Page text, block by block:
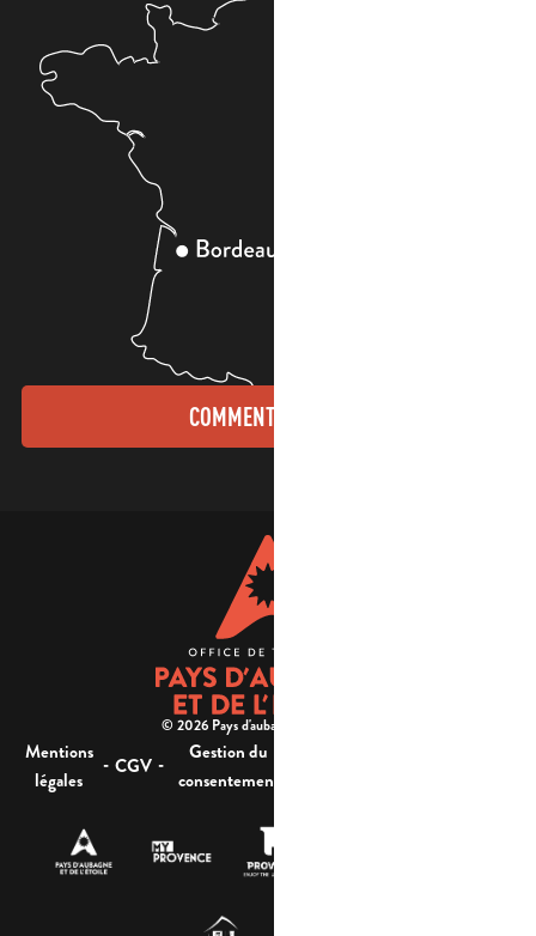
COMMENT VENIR ?
© 2026 Pays d'aubagne et de l'étoile -
Mentions
légales
- CGV -
Gestion du
consentement